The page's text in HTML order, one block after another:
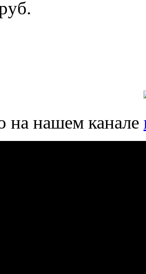
на нашем канале